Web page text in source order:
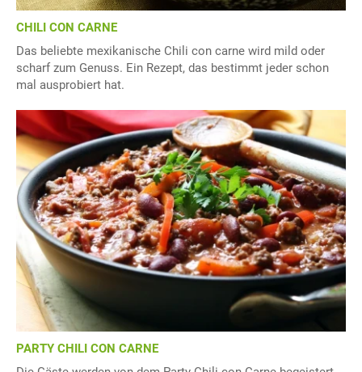
CHILI CON CARNE
Das beliebte mexikanische Chili con carne wird mild oder
scharf zum Genuss. Ein Rezept, das bestimmt jeder schon
mal ausprobiert hat.
PARTY CHILI CON CARNE